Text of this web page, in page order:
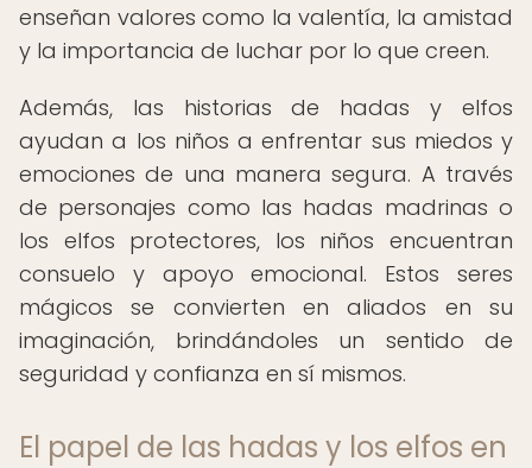
enseñan valores como la valentía, la amistad
y la importancia de luchar por lo que creen.
Además, las historias de hadas y elfos
ayudan a los niños a enfrentar sus miedos y
emociones de una manera segura. A través
de personajes como las hadas madrinas o
los elfos protectores, los niños encuentran
consuelo y apoyo emocional. Estos seres
mágicos se convierten en aliados en su
imaginación, brindándoles un sentido de
seguridad y confianza en sí mismos.
El papel de las hadas y los elfos en